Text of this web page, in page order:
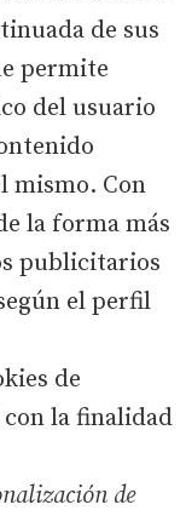
de sus
permite
del usuario
mismo. Con
la forma más
publicitarios
el perfil
de
la finalidad
de